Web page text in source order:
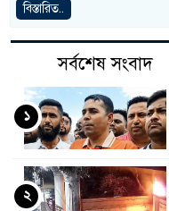
বিস্তারিত..
সর্বশেষ সংবাদ
১
২